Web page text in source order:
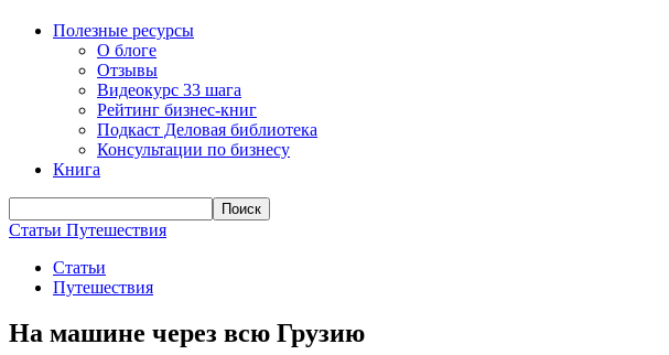
Полезные ресурсы
О блоге
Отзывы
Видеокурс 33 шага
Рейтинг бизнес-книг
Подкаст Деловая библиотека
Консультации по бизнесу
Книга
Статьи Путешествия
Статьи
Путешествия
На машине через всю Грузию